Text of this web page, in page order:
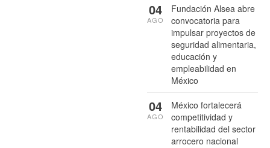
Fundación Alsea abre
convocatoria para
impulsar proyectos de
seguridad alimentaria,
educación y
empleabilidad en
México
04
AGO
México fortalecerá
competitividad y
rentabilidad del sector
arrocero nacional
04
AGO